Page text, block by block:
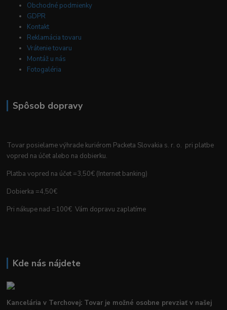
Obchodné podmienky
GDPR
Kontakt
Reklamácia tovaru
Vrátenie tovaru
Montáž u nás
Fotogaléria
Spôsob dopravy
Tovar posielame výhrade kuriérom Packeta Slovakia s. r. o. pri platbe
vopred na účet alebo na dobierku.
Platba vopred na účet =3,50€ (Internet banking)
Dobierka =4,50€
Pri nákupe nad =100€ Vám dopravu zaplatíme
Kde nás nájdete
Kancelária v Terchovej: Tovar je možné osobne prevziať v našej